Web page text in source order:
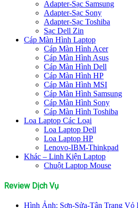
Adapter-Sạc Samsung
Adapter-Sạc Sony
Adapter-Sạc Toshiba
Sạc Dell Zin
Cáp Màn Hình Laptop
Cáp Màn Hình Acer
Cáp Màn Hình Asus
Cáp Màn Hình Dell
Cáp Màn Hình HP
Cáp Màn Hình MSI
Cáp Màn Hình Samsung
Cáp Màn Hình Sony
Cáp Màn Hình Toshiba
Loa Laptop Các Loại
Loa Laptop Dell
Loa Laptop HP
Lenovo-IBM-Thinkpad
Khác – Linh Kiện Laptop
Chuột Laptop Mouse
Review Dịch Vụ
Hình Ảnh: Sơn-Sửa-Tân Trang Vỏ